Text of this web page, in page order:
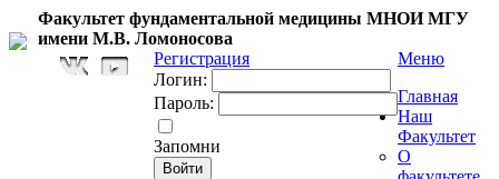
Факультет фундаментальной медицины МНОИ МГУ
имени М.В. Ломоносова
Регистрация
Логин:
Пароль:
Запомни
Меню
Главная
Наш
Факультет
О